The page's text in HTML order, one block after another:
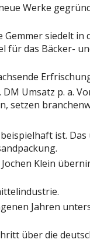
Werke
siedelt in
für das Bäcker-
Umsatz p. a.
setzen
ist.
Klein
Jahren
über die